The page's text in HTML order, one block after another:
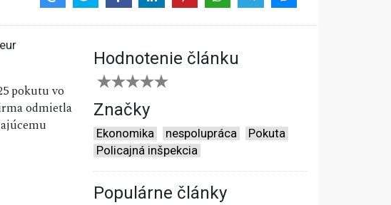
pokutu vo
odmietla
Hodnotenie článku
Značky
Ekonomika nespolupráca
Pokuta
Policajná inšpekcia
Populárne články